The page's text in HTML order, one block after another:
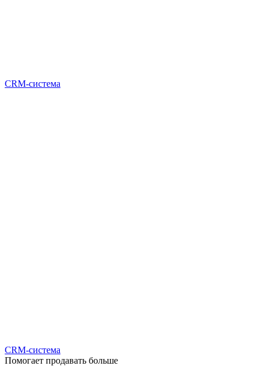
CRM-система
CRM-система
Помогает продавать больше